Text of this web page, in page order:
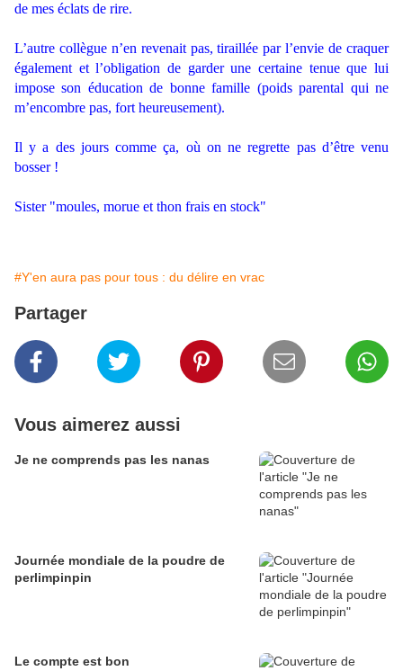
de mes éclats de rire.
L’autre collègue n’en revenait pas, tiraillée par l’envie de craquer
également et l’obligation de garder une certaine tenue que lui
impose son éducation de bonne famille (poids parental qui ne
m’encombre pas, fort heureusement).
Il y a des jours comme ça, où on ne regrette pas d’être venu
bosser !
Sister "moules, morue et thon frais en stock"
#Y'en aura pas pour tous : du délire en vrac
Partager
Vous aimerez aussi
Je ne comprends pas les nanas
Journée mondiale de la poudre de
perlimpinpin
Le compte est bon